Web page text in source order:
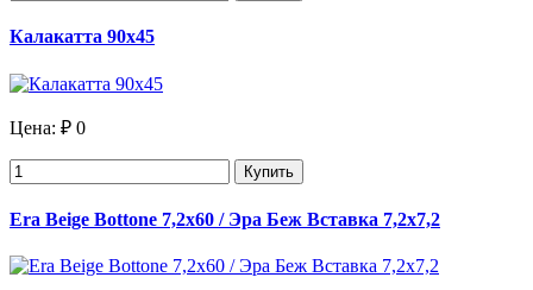
Калакатта 90х45
Цена: ₽ 0
Купить
Era Beige Bottone 7,2x60 / Эра Беж Вставка 7,2х7,2